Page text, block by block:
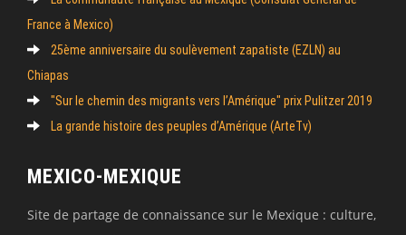
France à Mexico)
25ème anniversaire du soulèvement zapatiste (EZLN) au
Chiapas
"Sur le chemin des migrants vers l’Amérique" prix Pulitzer 2019
La grande histoire des peuples d’Amérique (ArteTv)
MEXICO-MEXIQUE
Site de partage de connaissance sur le Mexique : culture,